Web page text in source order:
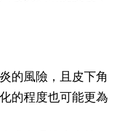
的風險，且皮下角
的程度也可能更為